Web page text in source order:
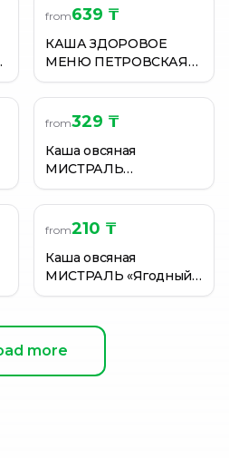
from639 ₸
КАША ЗДОРОВОЕ
МЕНЮ ПЕТРОВСКАЯ
ЯЧНЕВАЯ С НУТОМ
400ГР
from329 ₸
Каша овсяная
МИСТРАЛЬ
«Малиновый мильфей»
40г
from210 ₸
Каша овсяная
МИСТРАЛЬ «Ягодный
мусс» 40г
more